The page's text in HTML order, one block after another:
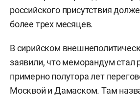
российского присутствия
более трех месяцев.
В сирийском
заявили, что меморандум стал
примерно полутора лет
Москвой и Дамаском. Там